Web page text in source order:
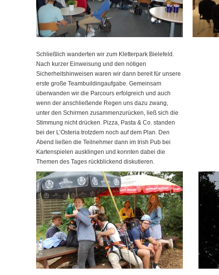
Schließlich wanderten wir zum Kletterpark Bielefeld.
Nach kurzer Einweisung und den nötigen
Sicherheitshinweisen waren wir dann bereit für unsere
erste große Teambuildingaufgabe. Gemeinsam
überwanden wir die Parcours erfolgreich und auch
wenn der anschließende Regen uns dazu zwang,
unter den Schirmen zusammenzurücken, ließ sich die
Stimmung nicht drücken. Pizza, Pasta & Co. standen
bei der L’Osteria trotzdem noch auf dem Plan. Den
Abend ließen die Teilnehmer dann im Irish Pub bei
Kartenspielen ausklingen und konnten dabei die
Themen des Tages rückblickend diskutieren.